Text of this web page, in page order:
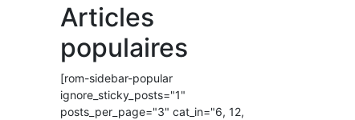
Articles
populaires
[rom-sidebar-popular
ignore_sticky_posts="1"
posts_per_page="3" cat_in="6, 12,